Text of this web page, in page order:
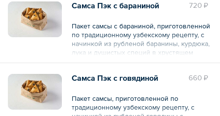
720 ₽
Самса Пэк с бараниной
Пакет самсы с бараниной, приготовленной
по традиционному узбекскому рецепту, с
начинкой из рубленой баранины, курдюка,
лука и душистых специй в хрустящем
слоёном тесте.
— 5 шт.
Общий вес – 350 г
660 ₽
Самса Пэк с говядиной
Пакет самсы, приготовленной по
традиционному узбекскому рецепту, с